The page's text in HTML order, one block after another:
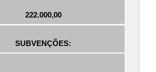
222.000,00
SUBVENÇÕES: